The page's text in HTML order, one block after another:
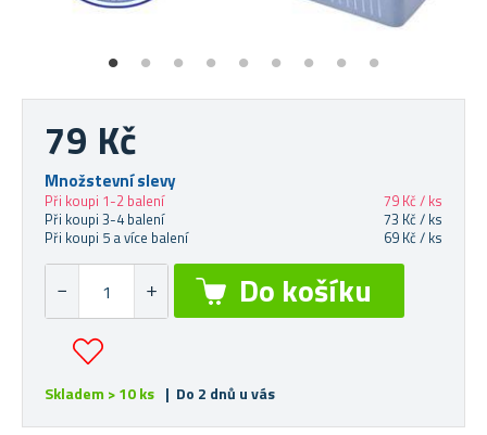
79 Kč
Množstevní slevy
Při koupi 1-2 balení
79 Kč / ks
Při koupi 3-4 balení
73 Kč / ks
Při koupi 5 a více balení
69 Kč / ks
Skladem > 10 ks | Do 2 dnů u vás